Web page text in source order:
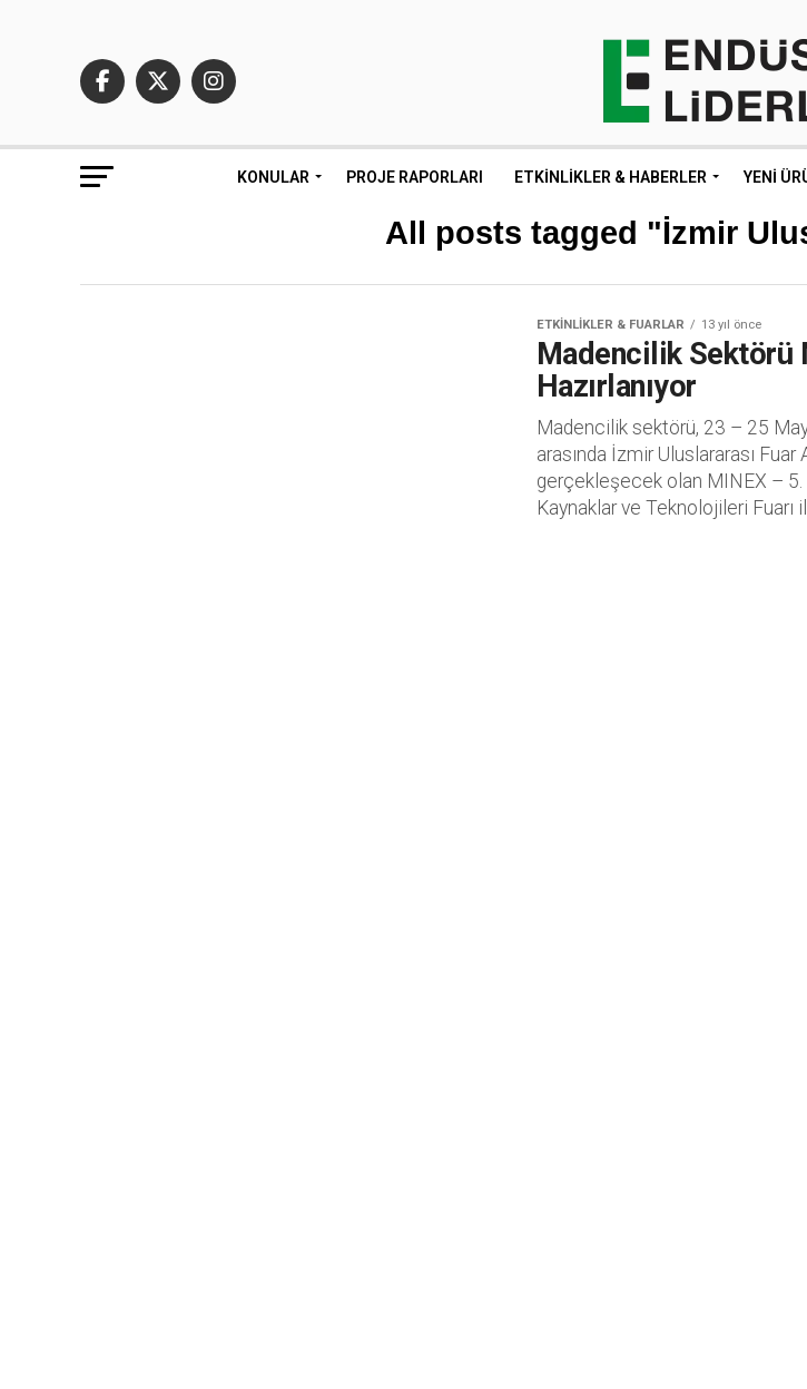
KONULAR PROJE RAPORLARI ETKINLIKLER & HABERLER YENI
All posts tagged "İzmir
ETKINLIKLER & FUARLAR 13 yıl önce
Madencilik Sektörü
Hazırlanıyor
Madencilik sektörü, 23 – 25
arasında İzmir Uluslararası Fuar
gerçekleşecek olan MINEX – 5.
Kaynaklar ve Teknolojileri Fuarı